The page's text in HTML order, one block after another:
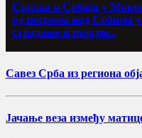
Српска и Србија у
од погрома над Србима
страдање и прогон...
Савез Срба из региона
Јачање веза између